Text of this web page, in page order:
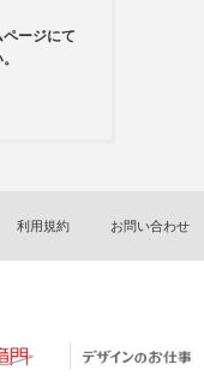
ージにて
利用規約 お問い合わせ